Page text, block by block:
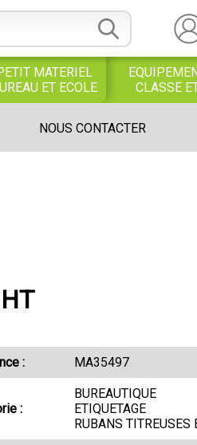
MATERIEL
ET ECOLE
CLASSE
BUREAU
MANUELS
NOUS CONTACTER
: MA35497
:
BUREAUTIQUE
ETIQUETAGE
RUBANS TITREUSES